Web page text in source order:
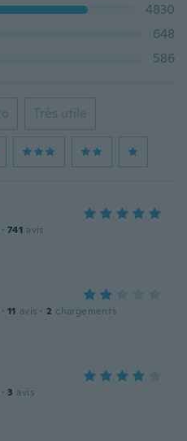
4830
648
586
Très utile
· 741 avis
· 11 avis · 2 chargements
· 3 avis